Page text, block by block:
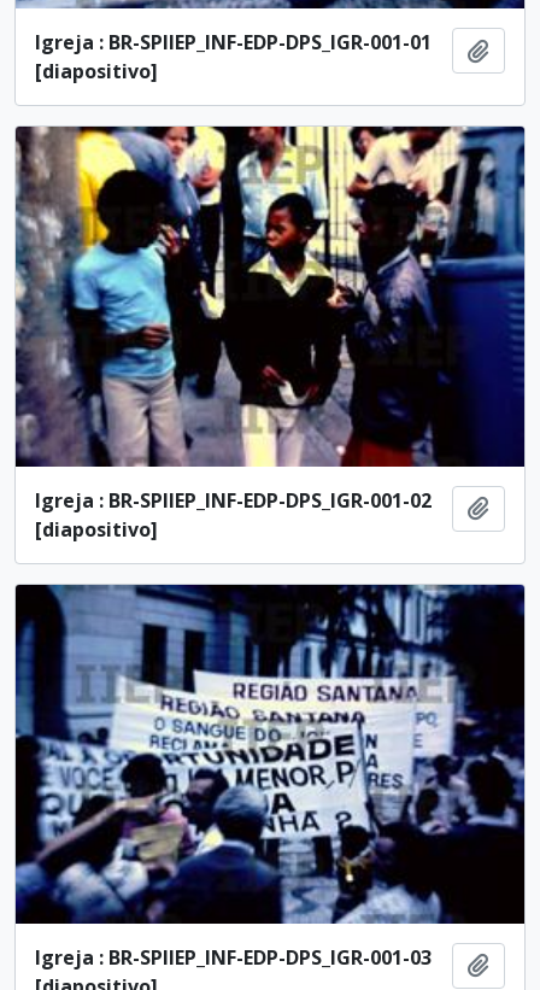
Igreja : BR-SPIIEP_INF-EDP-DPS_IGR-001-01
[diapositivo]
Igreja : BR-SPIIEP_INF-EDP-DPS_IGR-001-02
[diapositivo]
Igreja : BR-SPIIEP_INF-EDP-DPS_IGR-001-03